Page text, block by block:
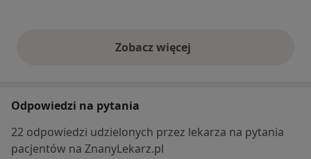
Zobacz więcejopinie powyżej
Odpowiedzi na pytania
22 odpowiedzi udzielonych przez lekarza na pytania
pacjentów na ZnanyLekarz.pl